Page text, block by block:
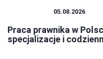
05.08.2026
Praca prawnika w
specjalizacje i